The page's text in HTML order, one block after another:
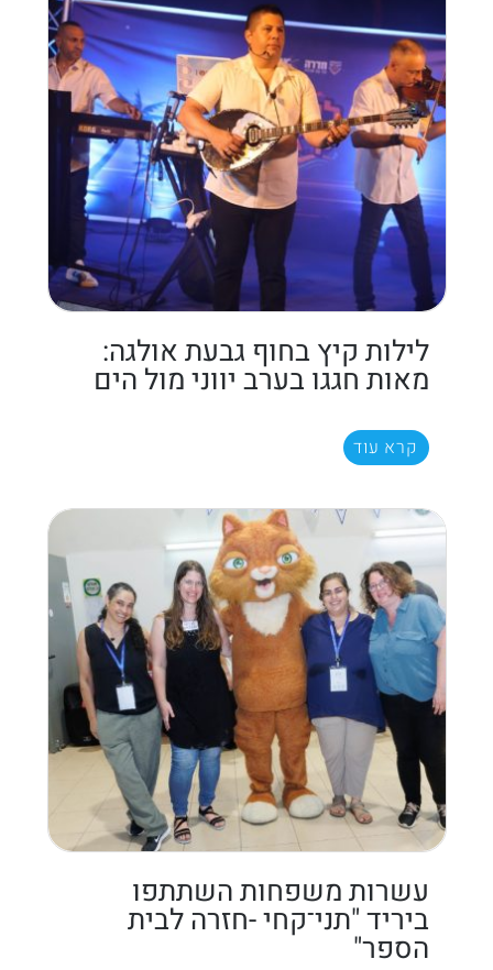
לילות קיץ בחוף גבעת אולגה:
מאות חגגו בערב יווני מול הים
קרא עוד
עשרות משפחות השתתפו
ביריד "תני־קחי -חזרה לבית
הספר"